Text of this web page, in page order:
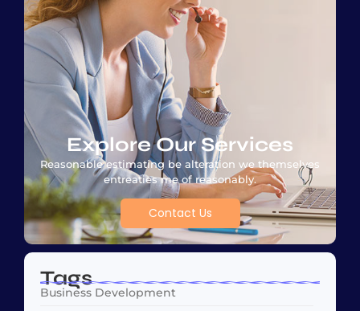
Explore Our Services
Reasonable estimating be alteration we themselves
entreaties me of reasonably.
Contact Us
Tags
Business Development